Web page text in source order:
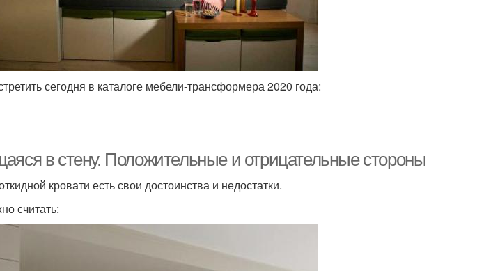
сегодня в каталоге мебели-трансформера 2020 года:
в стену. Положительные и отрицательные стороны
кровати есть свои достоинства и недостатки.
считать: